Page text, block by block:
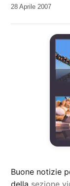
da
28 Aprile 2007
Buone notizie